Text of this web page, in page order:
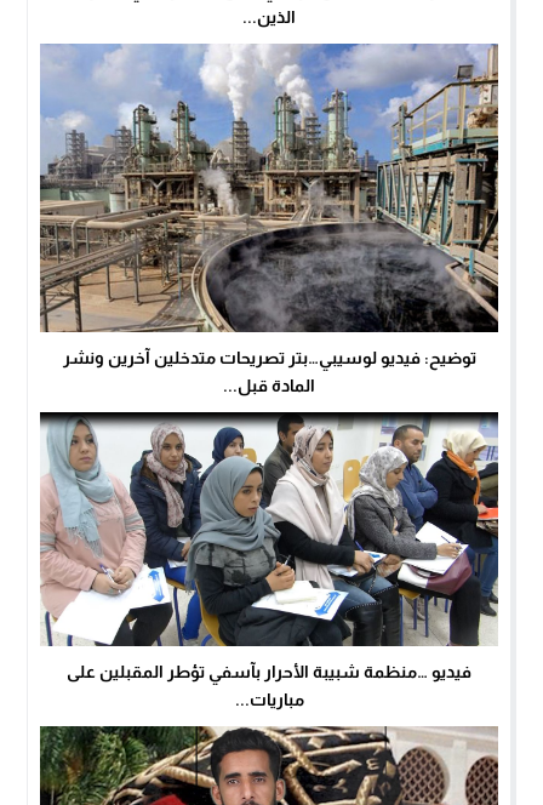
الذين...
توضيح: فيديو لوسيبي…بتر تصريحات متدخلين آخرين ونشر
المادة قبل...
فيديو …منظمة شبيبة الأحرار بآسفي تؤطر المقبلين على
مباريات...